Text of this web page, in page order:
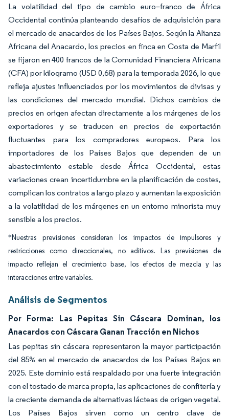
La volatilidad del tipo de cambio euro–franco de África
Occidental continúa planteando desafíos de adquisición para
el mercado de anacardos de los Países Bajos. Según la Alianza
Africana del Anacardo, los precios en finca en Costa de Marfil
se fijaron en 400 francos de la Comunidad Financiera Africana
(CFA) por kilogramo (USD 0,68) para la temporada 2026, lo que
refleja ajustes influenciados por los movimientos de divisas y
las condiciones del mercado mundial. Dichos cambios de
precios en origen afectan directamente a los márgenes de los
exportadores y se traducen en precios de exportación
fluctuantes para los compradores europeos. Para los
importadores de los Países Bajos que dependen de un
abastecimiento estable desde África Occidental, estas
variaciones crean incertidumbre en la planificación de costes,
complican los contratos a largo plazo y aumentan la exposición
a la volatilidad de los márgenes en un entorno minorista muy
sensible a los precios.
*Nuestras previsiones consideran los impactos de impulsores y
restricciones como direccionales, no aditivos. Las previsiones de
impacto reflejan el crecimiento base, los efectos de mezcla y las
interacciones entre variables.
Análisis de Segmentos
Por Forma: Las Pepitas Sin Cáscara Dominan, los
Anacardos con Cáscara Ganan Tracción en Nichos
Las pepitas sin cáscara representaron la mayor participación
del 85% en el mercado de anacardos de los Países Bajos en
2025. Este dominio está respaldado por una fuerte integración
con el tostado de marca propia, las aplicaciones de confitería y
la creciente demanda de alternativas lácteas de origen vegetal.
Los Países Bajos sirven como un centro clave de